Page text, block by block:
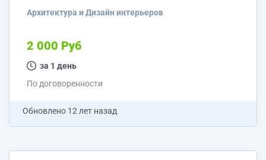
Архитектура и Дизайн интерьеров
2 000 Руб
за 1 день
По договоренности
Обновлено 12 лет назад